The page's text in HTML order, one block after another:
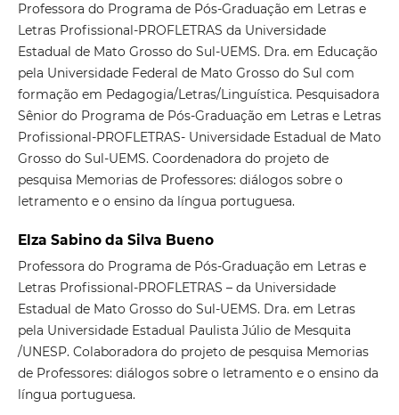
Professora do Programa de Pós-Graduação em Letras e
Letras Profissional-PROFLETRAS da Universidade
Estadual de Mato Grosso do Sul-UEMS. Dra. em Educação
pela Universidade Federal de Mato Grosso do Sul com
formação em Pedagogia/Letras/Linguística. Pesquisadora
Sênior do Programa de Pós-Graduação em Letras e Letras
Profissional-PROFLETRAS- Universidade Estadual de Mato
Grosso do Sul-UEMS. Coordenadora do projeto de
pesquisa Memorias de Professores: diálogos sobre o
letramento e o ensino da língua portuguesa.
Elza Sabino da Silva Bueno
Professora do Programa de Pós-Graduação em Letras e
Letras Profissional-PROFLETRAS – da Universidade
Estadual de Mato Grosso do Sul-UEMS. Dra. em Letras
pela Universidade Estadual Paulista Júlio de Mesquita
/UNESP. Colaboradora do projeto de pesquisa Memorias
de Professores: diálogos sobre o letramento e o ensino da
língua portuguesa.